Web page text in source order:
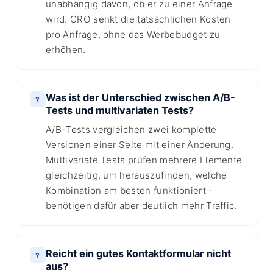
unabhängig davon, ob er zu einer Anfrage
wird. CRO senkt die tatsächlichen Kosten
pro Anfrage, ohne das Werbebudget zu
erhöhen.
?
Was ist der Unterschied zwischen A/B-
Tests und multivariaten Tests?
A/B-Tests vergleichen zwei komplette
Versionen einer Seite mit einer Änderung.
Multivariate Tests prüfen mehrere Elemente
gleichzeitig, um herauszufinden, welche
Kombination am besten funktioniert -
benötigen dafür aber deutlich mehr Traffic.
?
Reicht ein gutes Kontaktformular nicht
aus?